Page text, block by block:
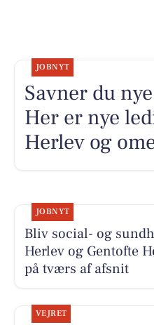
JOBNYT
Savner du
Her er nye
Herlev og
JOBNYT
Bliv social- og
Herlev og Gentofte
på tværs af afsnit
VEJRET